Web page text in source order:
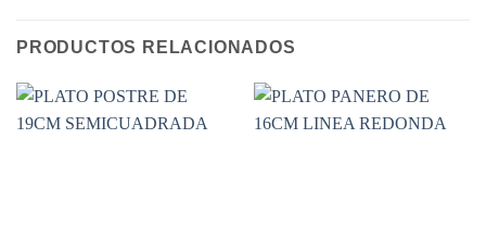
PRODUCTOS RELACIONADOS